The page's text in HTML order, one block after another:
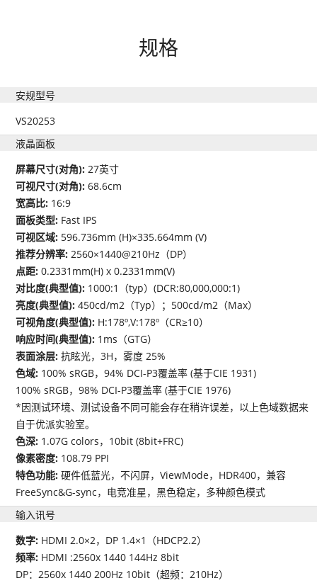
规格
安规型号
VS20253
液晶面板
屏幕尺寸(对角): 27英寸
可视尺寸(对角):68.6cm
宽高比: 16:9
面板类型: Fast IPS
可视区域: 596.736mm (H)×335.664mm (V)
推荐分辨率: 2560×1440@210Hz（DP）
点距:0.2331mm(H) x 0.2331mm(V)
对比度(典型值): 1000:1（typ）(DCR:80,000,000:1)
亮度(典型值):450cd/m2（Typ）；500cd/m2（Max）
可视角度(典型值): H:178º,V:178º（CR≥10）
响应时间(典型值): 1ms（GTG）
表面涂层:抗眩光，3H，雾度 25%
色域: 100% sRGB，94% DCI-P3覆盖率 (基于CIE 1931)
100% sRGB，98% DCI-P3覆盖率 (基于CIE 1976)
*因测试环境、测试设备不同可能会存在稍许误差，以上色域数据来
自于优派实验室。
色深: 1.07G colors，10bit (8bit+FRC)
像素密度: 108.79 PPI
特色功能:硬件低蓝光，不闪屏，ViewMode，HDR400，兼容
FreeSync&G-sync，电竞准星，黑色稳定，多种颜色模式
输入讯号
数字: HDMI 2.0×2，DP 1.4×1（HDCP2.2）
频率: HDMI :2560x 1440 144Hz 8bit
DP：2560x 1440 200Hz 10bit（超频：210Hz）